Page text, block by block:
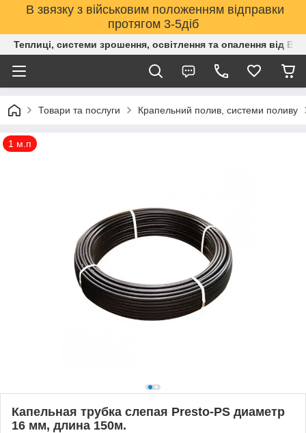
В звязку з військовим положенням відправки
протягом 3-5діб
Теплиці, системи зрошення, освітлення та опалення від
Товари та послуги Крапельний полив, системи поливу
1 м.п
Капельная трубка слепая Presto-PS диаметр
16 мм, длина 150м.